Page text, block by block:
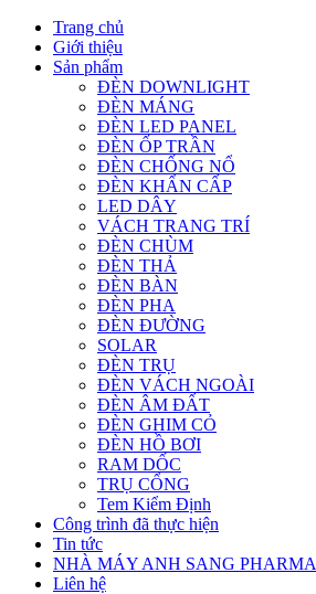
Trang chủ
Giới thiệu
Sản phẩm
ĐÈN DOWNLIGHT
ĐÈN MÁNG
ĐÈN LED PANEL
ĐÈN ỐP TRẦN
ĐÈN CHỐNG NỔ
ĐÈN KHẨN CẤP
LED DÂY
VÁCH TRANG TRÍ
ĐÈN CHÙM
ĐÈN THẢ
ĐÈN BÀN
ĐÈN PHA
ĐÈN ĐƯỜNG
SOLAR
ĐÈN TRỤ
ĐÈN VÁCH NGOÀI
ĐÈN ÂM ĐẤT
ĐÈN GHIM CỎ
ĐÈN HỒ BƠI
RAM DỐC
TRỤ CỔNG
Tem Kiểm Định
Công trình đã thực hiện
Tin tức
NHÀ MÁY ANH SANG PHARMA
Liên hệ